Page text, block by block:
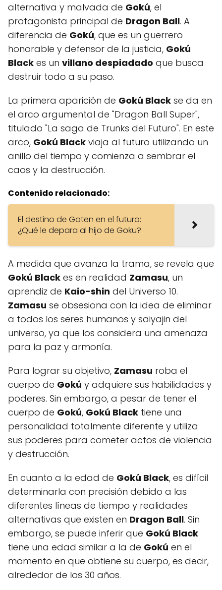
alternativa y malvada de Gokú, el
protagonista principal de Dragon Ball. A
diferencia de Gokú, que es un guerrero
honorable y defensor de la justicia, Gokú
Black es un villano despiadado que busca
destruir todo a su paso.
La primera aparición de Gokú Black se da en
el arco argumental de "Dragon Ball Super",
titulado "La saga de Trunks del Futuro". En este
arco, Gokú Black viaja al futuro utilizando un
anillo del tiempo y comienza a sembrar el
caos y la destrucción.
Contenido relacionado:
El destino de Goten en el futuro:
¿Qué le depara al hijo de Goku?
A medida que avanza la trama, se revela que
Gokú Black es en realidad Zamasu, un
aprendiz de Kaio-shin del Universo 10.
Zamasu se obsesiona con la idea de eliminar
a todos los seres humanos y saiyajin del
universo, ya que los considera una amenaza
para la paz y armonía.
Para lograr su objetivo, Zamasu roba el
cuerpo de Gokú y adquiere sus habilidades y
poderes. Sin embargo, a pesar de tener el
cuerpo de Gokú, Gokú Black tiene una
personalidad totalmente diferente y utiliza
sus poderes para cometer actos de violencia
y destrucción.
En cuanto a la edad de Gokú Black, es difícil
determinarla con precisión debido a las
diferentes líneas de tiempo y realidades
alternativas que existen en Dragon Ball. Sin
embargo, se puede inferir que Gokú Black
tiene una edad similar a la de Gokú en el
momento en que obtiene su cuerpo, es decir,
alrededor de los 30 años.